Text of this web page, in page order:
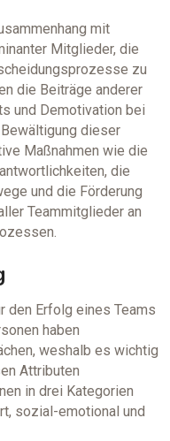
mit
Mitglieder, die
zu
die Beiträge anderer
und Demotivation bei
dieser
Maßnahmen wie die
die
und die Förderung
Teammitglieder an
den Erfolg eines Teams
haben
weshalb es wichtig
Attributen
in drei Kategorien
sozial-emotional und